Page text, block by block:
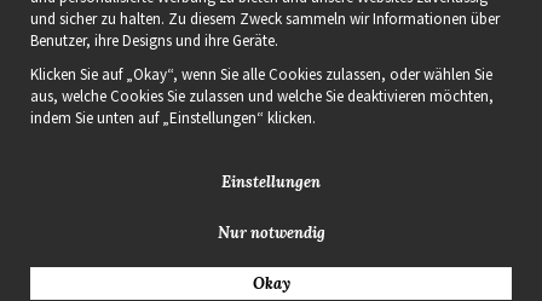
2021 Delightful Hair
und sicher zu halten. Zu diesem Zweck sammeln wir Informationen über
Benutzer, ihre Designs und ihre Geräte.
Klicken Sie auf „Okay“, wenn Sie alle Cookies zulassen, oder wählen Sie
aus, welche Cookies Sie zulassen und welche Sie deaktivieren möchten,
indem Sie unten auf „Einstellungen“ klicken.
Einstellungen
Nur notwendig
Okay